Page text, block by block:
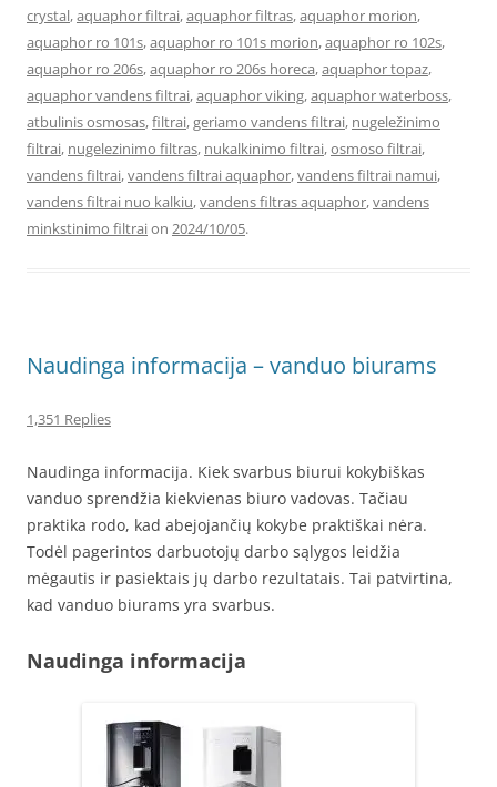
crystal,aquaphor filtrai,aquaphor filtras,aquaphor morion,
aquaphor ro 101s,aquaphor ro 101s morion,aquaphor ro 102s,
aquaphor ro 206s,aquaphor ro 206s horeca,aquaphor topaz,
aquaphor vandens filtrai,aquaphor viking,aquaphor waterboss,
atbulinis osmosas,filtrai,geriamo vandens filtrai, nugeležinimo
filtrai, nugelezinimo filtras, nukalkinimo filtrai,osmoso filtrai,
vandens filtrai,vandens filtrai aquaphor,vandens filtrai namui,
vandens filtrai nuo kalkiu,vandens filtras aquaphor,vandens
minkstinimo filtraion 2024/10/05.
Naudinga informacija – vanduo biurams
1,351 Replies
Naudinga informacija. Kiek svarbus biurui kokybiškas
vanduo sprendžia kiekvienas biuro vadovas. Tačiau
praktika rodo, kad abejojančių kokybe praktiškai nėra.
Todėl pagerintos darbuotojų darbo sąlygos leidžia
mėgautis ir pasiektais jų darbo rezultatais. Tai patvirtina,
kad vanduo biurams yra svarbus.
Naudinga informacija